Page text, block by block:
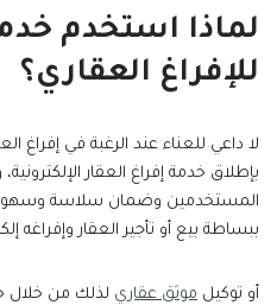
لماذا استخدم
للإفراغ العقاري؟
لا داعي للعناء عند الرغبة في إفراغ
بإطلاق خدمة إفراغ العقار
المستخدمين وضمان سلاسة وسهولة
ببساطة بيع أو تأجير العقار وإفراغه
أو توكيل موثق عقاري لذلك من خلال